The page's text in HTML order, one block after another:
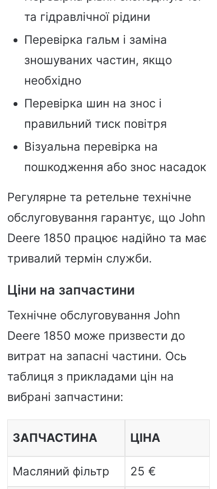
та гідравлічної рідини
Перевірка гальм і заміна
зношуваних частин, якщо
необхідно
Перевірка шин на знос і
правильний тиск повітря
Візуальна перевірка на
пошкодження або знос насадок
Регулярне та ретельне технічне
обслуговування гарантує, що John
Deere 1850 працює надійно та має
тривалий термін служби.
Ціни на запчастини
Технічне обслуговування John
Deere 1850 може призвести до
витрат на запасні частини. Ось
таблиця з прикладами цін на
вибрані запчастини:
ЗАПЧАСТИНА ЦІНА
Масляний фільтр 25 €